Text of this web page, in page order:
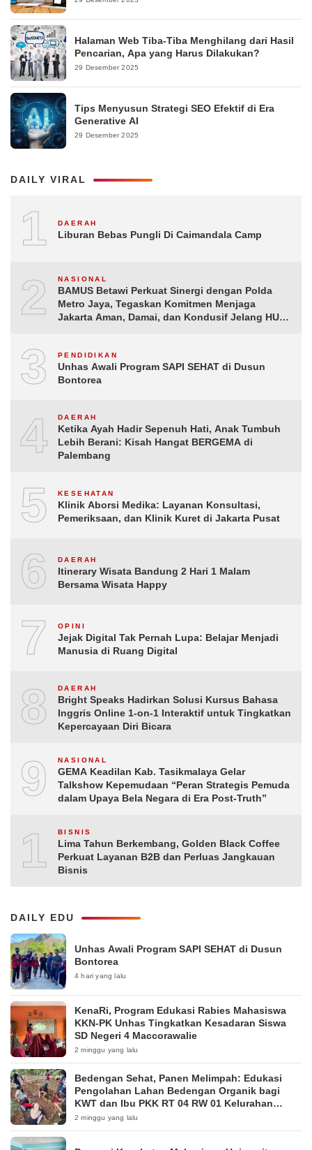
Halaman Web Tiba-Tiba Menghilang dari Hasil
Pencarian, Apa yang Harus Dilakukan?
29 Desember 2025
Tips Menyusun Strategi SEO Efektif di Era
Generative AI
29 Desember 2025
DAILY VIRAL
1 DAERAH
Liburan Bebas Pungli Di Caimandala Camp
2 NASIONAL
BAMUS Betawi Perkuat Sinergi dengan Polda
Metro Jaya, Tegaskan Komitmen Menjaga
Jakarta Aman, Damai, dan Kondusif Jelang HUT
3 PENDIDIKAN
Unhas Awali Program SAPI SEHAT di Dusun
Bontorea
4 DAERAH
Ketika Ayah Hadir Sepenuh Hati, Anak Tumbuh
Lebih Berani: Kisah Hangat BERGEMA di
Palembang
5 KESEHATAN
Klinik Aborsi Medika: Layanan Konsultasi,
Pemeriksaan, dan Klinik Kuret di Jakarta Pusat
6 DAERAH
Itinerary Wisata Bandung 2 Hari 1 Malam
Bersama Wisata Happy
7 OPINI
Jejak Digital Tak Pernah Lupa: Belajar Menjadi
Manusia di Ruang Digital
8 DAERAH
Bright Speaks Hadirkan Solusi Kursus Bahasa
Inggris Online 1-on-1 Interaktif untuk Tingkatkan
Kepercayaan Diri Bicara
9 NASIONAL
GEMA Keadilan Kab. Tasikmalaya Gelar
Talkshow Kepemudaan “Peran Strategis Pemuda
dalam Upaya Bela Negara di Era Post-Truth”
10BISNIS
Lima Tahun Berkembang, Golden Black Coffee
Perkuat Layanan B2B dan Perluas Jangkauan
Bisnis
DAILY EDU
Unhas Awali Program SAPI SEHAT di Dusun
Bontorea
4 hari yang lalu
KenaRi, Program Edukasi Rabies Mahasiswa
KKN-PK Unhas Tingkatkan Kesadaran Siswa
SD Negeri 4 Maccorawalie
2 minggu yang lalu
Bedengan Sehat, Panen Melimpah: Edukasi
Pengolahan Lahan Bedengan Organik bagi
KWT dan Ibu PKK RT 04 RW 01 Kelurahan
Pakintelan
2 minggu yang lalu